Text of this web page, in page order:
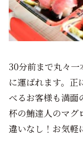
30分前まで丸々
に運ばれます。正
べるお客様も満面
杯の鮪達人のマグ
違いなし！お気軽